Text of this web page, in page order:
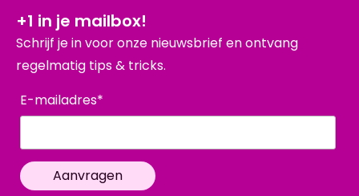
+1 in je mailbox!
Schrijf je in voor onze nieuwsbrief en ontvang
regelmatig tips & tricks.
E-mailadres*